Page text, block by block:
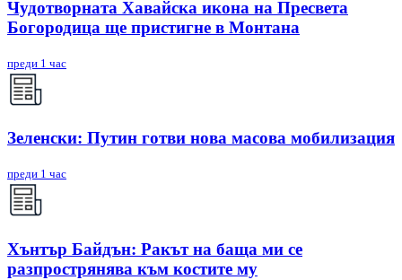
Чудотворната Хавайска икона на Пресвета
Богородица ще пристигне в Монтана
преди 1 час
Зеленски: Путин готви нова масова мобилизация
преди 1 час
Хънтър Байдън: Ракът на баща ми се
разпрострянява към костите му